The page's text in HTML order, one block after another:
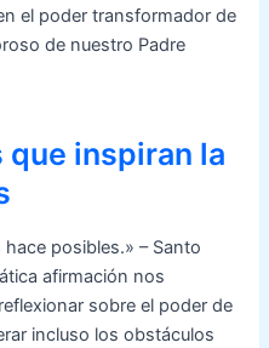
el poder transformador de
de nuestro Padre
que inspiran la
posibles.» – Santo
afirmación nos
sobre el poder de
incluso los obstáculos